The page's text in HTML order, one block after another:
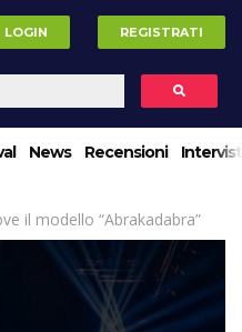
LOGIN REGISTRATI
News Recensioni
il modello “Abrakadabra”